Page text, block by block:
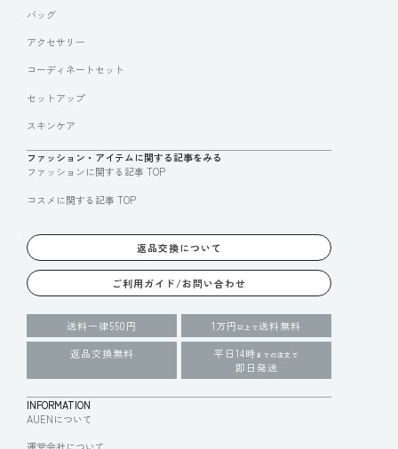
バッグ
アクセサリー
コーディネートセット
セットアップ
スキンケア
ファッション・アイテムに関する記事をみる
ファッションに関する記事 TOP
コスメに関する記事 TOP
返品交換について
ご利用ガイド/お問い合わせ
送料一律550円 1万円 以上で送料無料
返品交換無料
平日14時 までの注文で
即日発送
INFORMATION
AUENについて